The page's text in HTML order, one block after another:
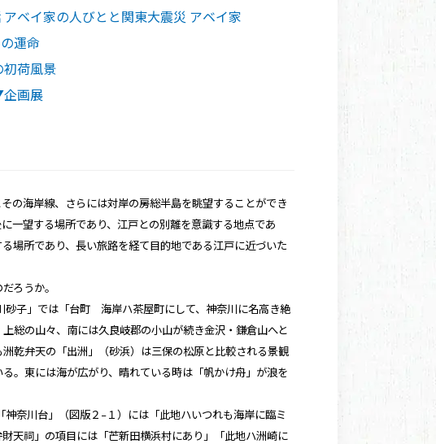
ベイ家の人びとと関東大震災 アベイ家
運命
初荷風景
画展
の海岸線、さらには対岸の房総半島を眺望することができ
一望する場所であり、江戸との別離を意識する地点であ
場所であり、長い旅路を経て目的地である江戸に近づいた
ろうか。
砂子」では「台町 海岸ハ茶屋町にして、神奈川に名高き絶
総の山々、南には久良岐郡の小山が続き金沢・鎌倉山へと
乾弁天の「出洲」（砂浜）は三保の松原と比較される景観
。東には海が広がり、晴れている時は「帆かけ舟」が浪を
神奈川台」（図版２−１）には「此地ハいつれも海岸に臨ミ
天祠」の項目には「芒新田横浜村にあり」「此地ハ洲崎に